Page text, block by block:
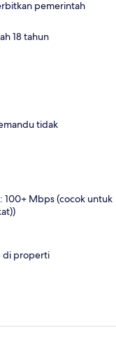
pemerintah
18 tahun
tidak
100+ Mbps (cocok untuk
di properti